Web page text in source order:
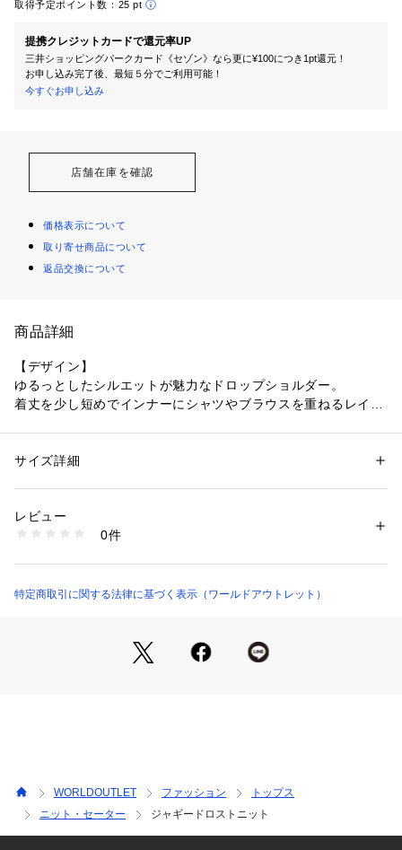
取得予定ポイント数： 25 pt
提携クレジットカードで還元率UP
三井ショッピングパークカード《セゾン》なら更に¥100につき1pt還元！
お申し込み完了後、最短５分でご利用可能！
今すぐお申し込み
店舗在庫を確認
価格表示について
取り寄せ商品について
返品交換について
商品詳細
【デザイン】
ゆるっとしたシルエットが魅力なドロップショルダー。
着丈を少し短めでインナーにシャツやブラウスを重ねるレイヤ
心地を両立。
軽やかな素材感が優雅なドレープを生み出し、肌に優しくフィ
っています。
ベーシックなカラーと鮮やかなサックスブルーの四色展開のた
め、モノトーンのボトムスや、デニムと合わせてもスタイリッ
ります。また、パソコン・スマートフォンなどの環境により、
若干製品と画像のカラーが異なる場合もございます。
性別：レディース
素材：ポリエステル80％ アクリル20％
商品番号：
C78-14201 （ショップ）
サイズ詳細
レビュー
0件
特定商取引に関する法律に基づく表示（ワールドアウトレット）
WORLDOUTLET ファッション
トップス
ニット・セーター
ジャギードロストニット